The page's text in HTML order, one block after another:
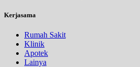
Kerjasama
Rumah Sakit
Klinik
Apotek
Lainya